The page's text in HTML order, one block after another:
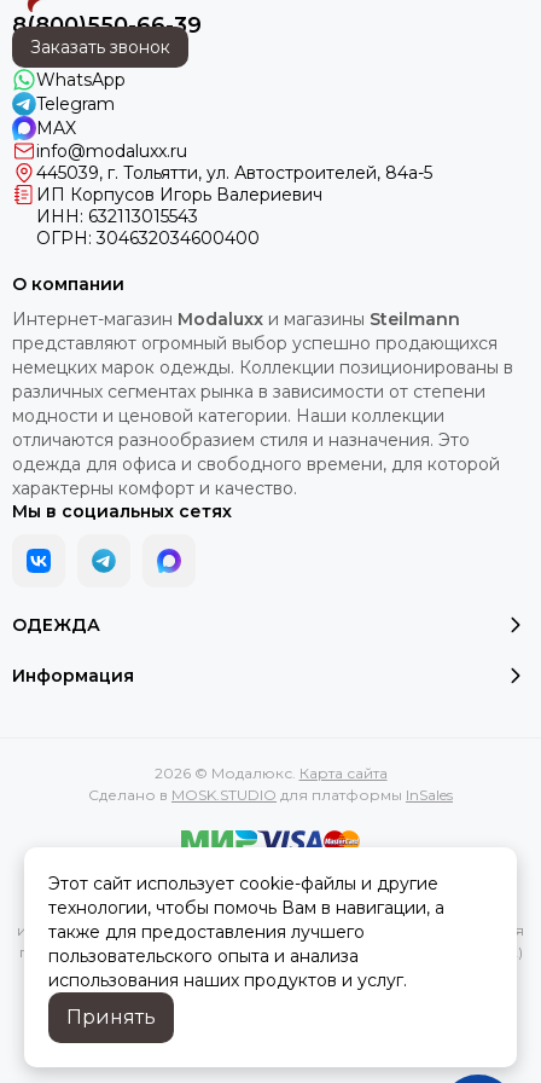
8(800)550-66-39
Заказать звонок
WhatsApp
Telegram
MAX
info@modaluxx.ru
445039, г. Тольятти, ул. Автостроителей, 84а-5
ИП Корпусов Игорь Валериевич
ИНН: 632113015543
ОГРН: 304632034600400
ОДЕЖДА
Информация
О компании
Интернет-магазин Modaluxx и магазины Steilmann
представляют огромный выбор успешно продающихся
немецких марок одежды. Коллекции позиционированы в
различных сегментах рынка в зависимости от степени
модности и ценовой категории. Наши коллекции
отличаются разнообразием стиля и назначения. Это
одежда для офиса и свободного времени, для которой
характерны комфорт и качество.
Мы в социальных сетях
2026 © Модалюкс. Карта сайта
Сделано в MOSK.STUDIO для платформы InSales
Вся представленная на сайте информация, касающаяся
характеристик, стоимости товаров и услуг, носит
информационный характер и ни при каких условиях не является
публичной офертой, определяемой положениями Статьи 437(2)
Гражданского кодекса РФ.
Этот сайт использует cookie-файлы и другие
технологии, чтобы помочь Вам в навигации, а
также для предоставления лучшего
пользовательского опыта и анализа
использования наших продуктов и услуг.
Принять